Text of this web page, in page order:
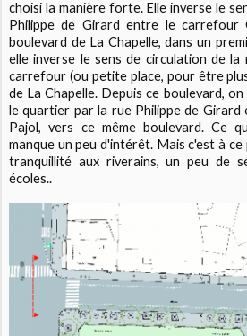
choisi la manière forte. Elle inverse le
Philippe de Girard entre le carrefour
boulevard de La Chapelle, dans un
elle inverse le sens de circulation de la
carrefour (ou petite place, pour être
de La Chapelle. Depuis ce boulevard,
le quartier par la rue Philippe de
Pajol, vers ce même boulevard. Ce
manque un peu d'intérêt. Mais c'est à
tranquillité aux riverains, un peu de
écoles..